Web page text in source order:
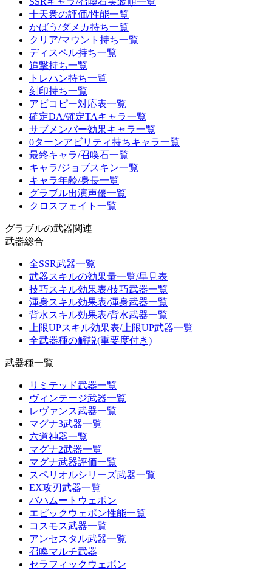
十天衆の評価/性能一覧
かばう/ダメカ持ち一覧
クリア/マウント持ち一覧
ディスペル持ち一覧
追撃持ち一覧
トレハン持ち一覧
刻印持ち一覧
アビコピー対応表一覧
確定DA/確定TAキャラ一覧
サブメンバー効果キャラ一覧
0ターンアビリティ持ちキャラ一覧
最終キャラ/召喚石一覧
キャラ/ジョブスキン一覧
キャラ年齢/身長一覧
グラブル出演声優一覧
クロスフェイト一覧
グラブルの武器関連
武器総合
全SSR武器一覧
武器スキルの効果量一覧/早見表
技巧スキル効果表/技巧武器一覧
渾身スキル効果表/渾身武器一覧
背水スキル効果表/背水武器一覧
上限UPスキル効果表/上限UP武器一覧
全武器種の解説(重要度付き)
武器種一覧
リミテッド武器一覧
ヴィンテージ武器一覧
レヴァンス武器一覧
マグナ3武器一覧
六道神器一覧
マグナ2武器一覧
マグナ武器評価一覧
スペリオルシリーズ武器一覧
EX攻刃武器一覧
バハムートウェポン
エピックウェポン性能一覧
コスモス武器一覧
アンセスタル武器一覧
召喚マルチ武器
セラフィックウェポン